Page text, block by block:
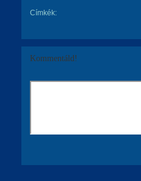
Címkék:
Kommentáld!